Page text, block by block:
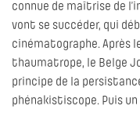
connue de maîtrise de
vont se succéder, qui
cinématographe. Après
thaumatrope, le Belge
principe de la
phénakistiscope. Puis